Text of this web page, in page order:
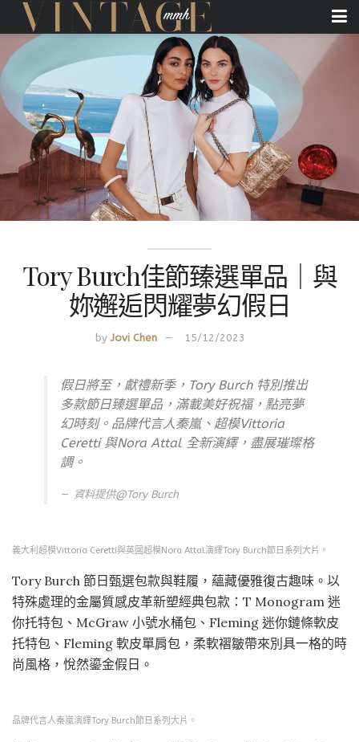
Tory Burch佳節臻選單品｜與
妳邂逅閃耀夢幻假日
by Jovi Chen 15/12/2023
假日將至，獻禮新季，Tory Burch 特別推出
多款節日臻選單品，滿載美好祝福，點亮夢
幻時刻。品牌代言人秦嵐、超模Vittoria
Ceretti 與Nora Attal 全新演繹，盡展璀璨格
調。
資料提供@Tory Burch
義大利超模Vittoria Ceretti與英國超模Nora Attal演繹Tory Burch節日系列大片。
Tory Burch 節日甄選包款與鞋履，蘊藏優雅復古趣味。以
特殊處理的金屬質感皮革新塑經典包款：T Monogram 迷
你托特包、McGraw 小號水桶包、Fleming 迷你鏈條軟皮
托特包、Fleming 軟皮單肩包，柔軟褶皺帶來別具一格的時
尚風格，悅然鎏金假日。
品牌代言人秦嵐演繹Tory Burch節日系列大片。